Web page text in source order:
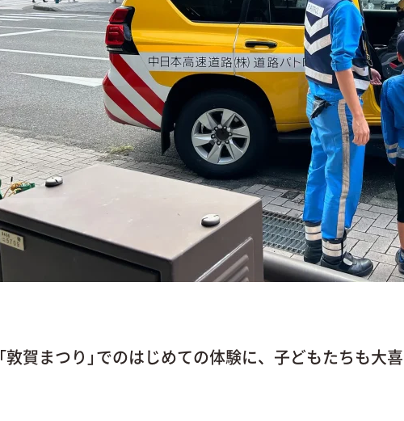
「敦賀まつり」でのはじめての体験に、子どもたちも大喜